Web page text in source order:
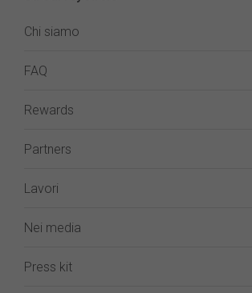
Chi siamo
FAQ
Rewards
Partners
Lavori
Nei media
Press kit